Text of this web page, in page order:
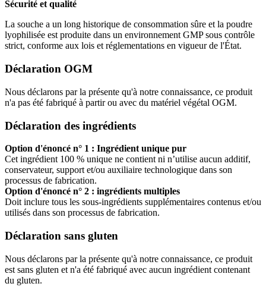
Sécurité et qualité
La souche a un long historique de consommation sûre et la poudre
lyophilisée est produite dans un environnement GMP sous contrôle
strict, conforme aux lois et réglementations en vigueur de l'État.
Déclaration OGM
Nous déclarons par la présente qu'à notre connaissance, ce produit
n'a pas été fabriqué à partir ou avec du matériel végétal OGM.
Déclaration des ingrédients
Option d'énoncé n° 1 : Ingrédient unique pur
Cet ingrédient 100 % unique ne contient ni n’utilise aucun additif,
conservateur, support et/ou auxiliaire technologique dans son
processus de fabrication.
Option d'énoncé n° 2 : ingrédients multiples
Doit inclure tous les sous-ingrédients supplémentaires contenus et/ou
utilisés dans son processus de fabrication.
Déclaration sans gluten
Nous déclarons par la présente qu'à notre connaissance, ce produit
est sans gluten et n'a été fabriqué avec aucun ingrédient contenant
du gluten.